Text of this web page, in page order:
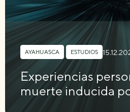
AYAHUASCA ESTUDIOS
Experiencias
muerte inducida